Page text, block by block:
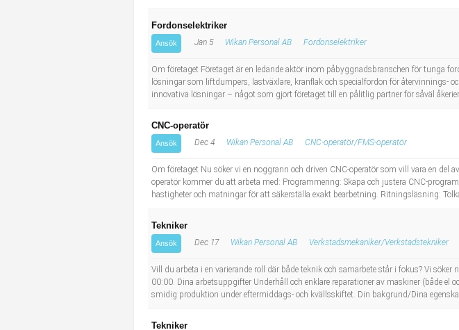
Fordonselektriker
Ansök Jan 5 Wikan Personal AB Fordonselektriker
Om företaget Företaget är en ledande aktör inom påbyggnadsbranschen för tunga
lösningar som liftdumpers, lastväxlare, kranflak och specialfordon för återvinnings-
innovativa lösningar – något som gjort företaget till en pålitlig partner för såväl
CNC-operatör
Ansök Dec 4 Wikan Personal AB CNC-operatör/FMS-operatör
Om företaget Nu söker vi en noggrann och driven CNC-operatör som vill vara en
operatör kommer du att arbeta med: Programmering: Skapa och justera CNC-
hastigheter och matningar för att säkerställa exakt bearbetning. Ritningsläsning:
Tekniker
Ansök Dec 17 Wikan Personal AB Verkstadsmekaniker/Verkstadstekniker
Vill du arbeta i en varierande roll där både teknik och samarbete står i fokus? Vi
00:00. Dina arbetsuppgifter Underhåll och enklare reparationer av maskiner (både
smidig produktion under eftermiddags- och kvällsskiftet. Din bakgrund/Dina
Tekniker